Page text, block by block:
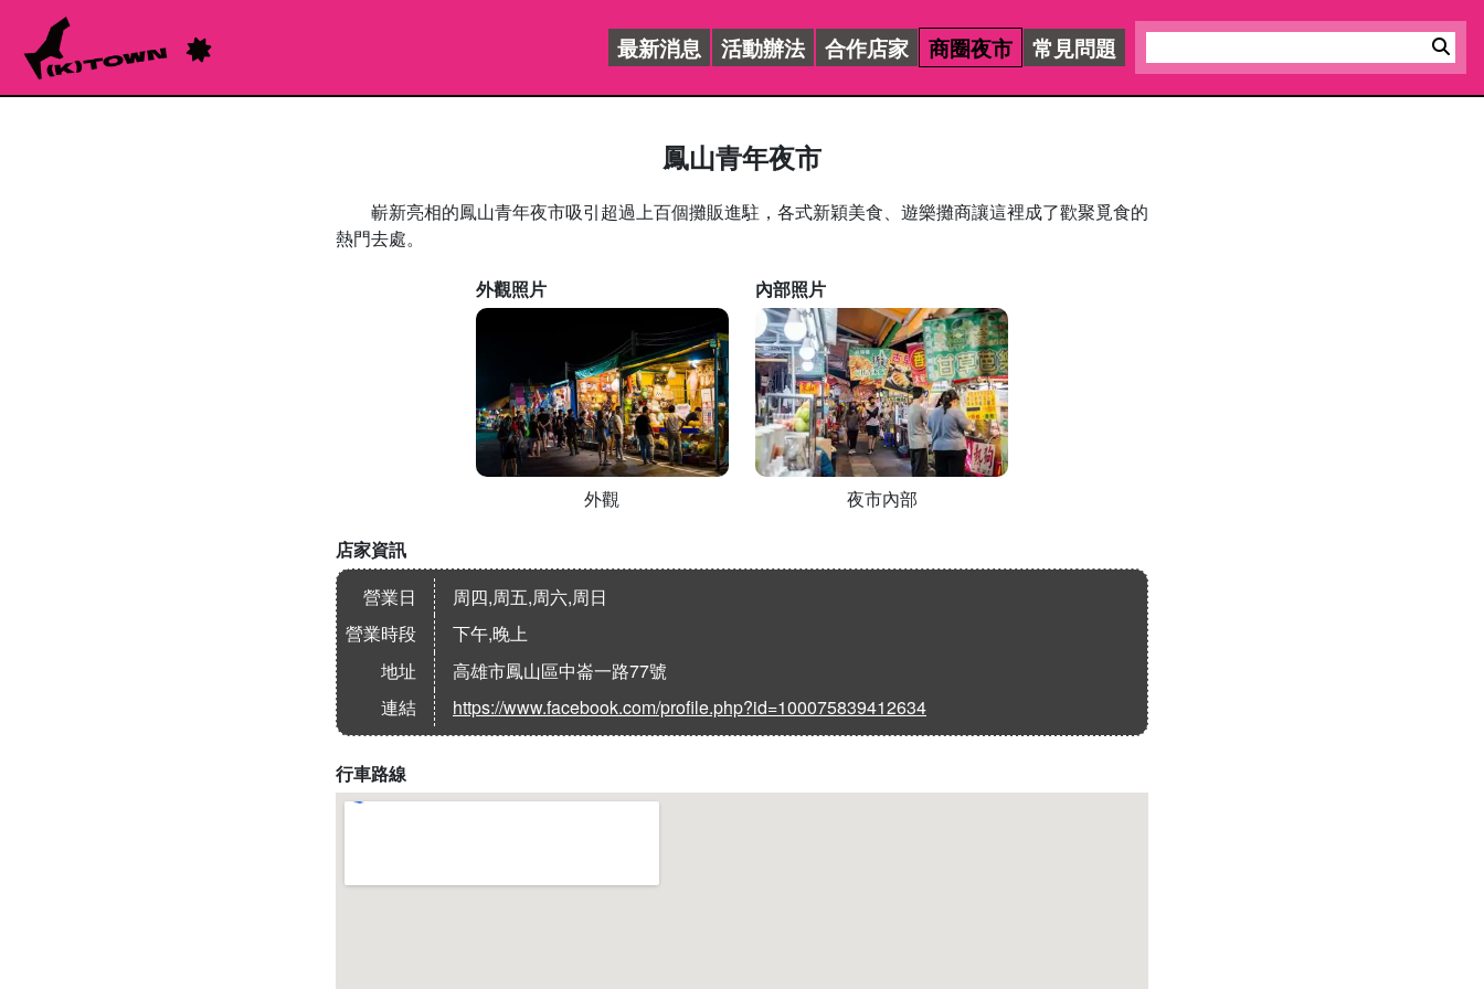
最新消息 活動辦法 合作店家 商圈夜市 常見問題
鳳山青年夜市
嶄新亮相的鳳山青年夜市吸引超過上百個攤販進駐，各式新穎美食、遊樂攤商讓這裡成了歡聚覓食的
熱門去處。
外觀照片
外觀
內部照片
夜市內部
店家資訊
營業日
周四,周五,周六,周日
營業時段
下午,晚上
地址
高雄市鳳山區中崙一路77號
連結
https://www.facebook.com/profile.php?id=100075839412634
行車路線